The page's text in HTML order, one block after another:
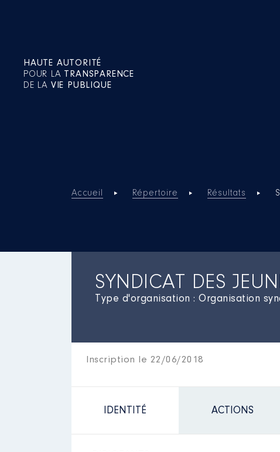
HAUTE AUTORITÉ
POUR LA TRANSPARENCE
DE LA VIE PUBLIQUE
Accueil Répertoire Résultats
SYNDICAT DES
Type d'organisation : Organisation
Inscription le 22/06/2018
IDENTITÉ ACTIONS